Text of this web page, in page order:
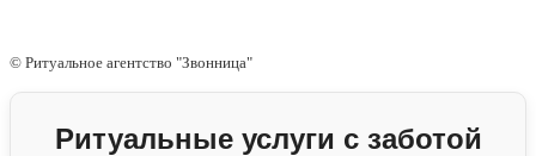
© Ритуальное агентство "Звонница"
Ритуальные услуги с заботой